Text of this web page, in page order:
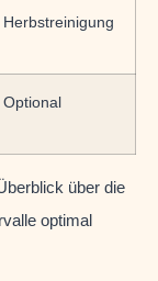
Herbstreinigung
Optional
über die
optimal